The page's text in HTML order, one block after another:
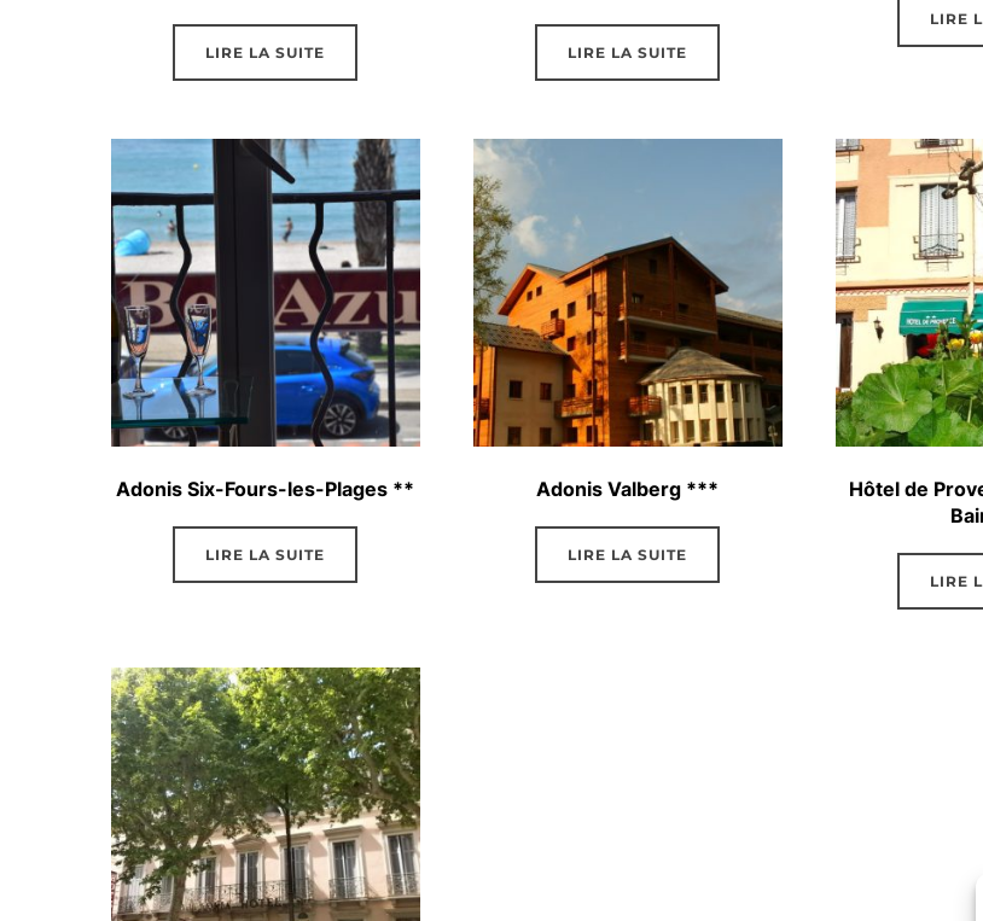
LIRE LA SUITE LIRE LA SUITE
LIRE
Adonis Six-Fours-les-Plages **
LIRE LA SUITE
Adonis Valberg ***
LIRE LA SUITE
Hôtel de
LIRE